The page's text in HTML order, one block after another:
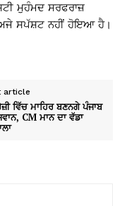
ਮੁਹੰਮਦ ਸਰਫਰਾਜ਼
ਸਪੱਸ਼ਟ ਨਹੀਂ ਹੋਇਆ ਹੈ।
article
ਵਿੱਚ ਮਾਹਿਰ ਬਣਨਗੇ ਪੰਜਾਬ
CM ਮਾਨ ਦਾ ਵੱਡਾ